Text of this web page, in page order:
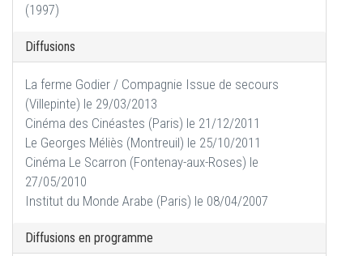
(1997)
Diffusions
La ferme Godier / Compagnie Issue de secours
(Villepinte) le 29/03/2013
Cinéma des Cinéastes (Paris) le 21/12/2011
Le Georges Méliès (Montreuil) le 25/10/2011
Cinéma Le Scarron (Fontenay-aux-Roses) le
27/05/2010
Institut du Monde Arabe (Paris) le 08/04/2007
Diffusions en programme